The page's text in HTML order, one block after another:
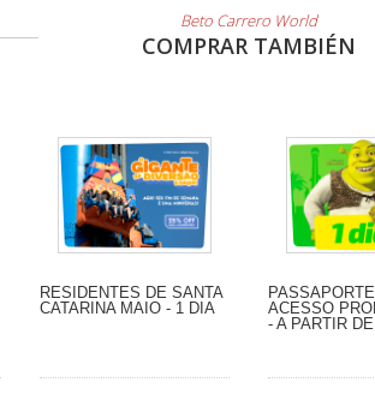
Beto Carrero World
COMPRAR TAMBIÉN
RESIDENTES DE SANTA
CATARINA MAIO - 1 DIA
ACESSO
- A PARTIR